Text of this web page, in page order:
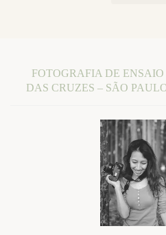
FOTOGRAFIA DE
DAS CRUZES – SÃO